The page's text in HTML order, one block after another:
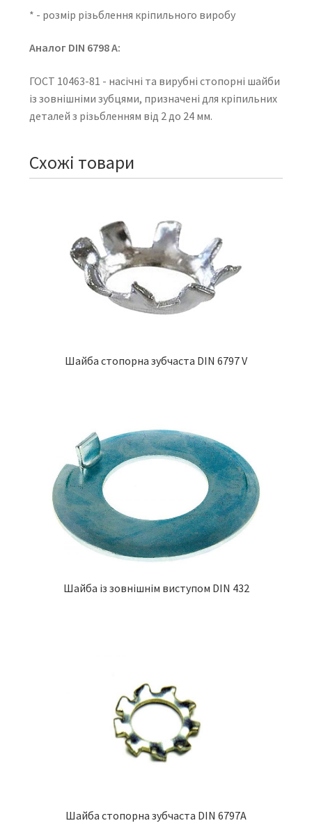
* - розмір різьблення кріпильного виробу
Аналог DIN 6798 A:
ГОСТ 10463-81 - насічні та вирубні стопорні шайби
із зовнішніми зубцями, призначені для кріпильних
деталей з різьбленням від 2 до 24 мм.
Схожі товари
Шайба стопорна зубчаста DIN 6797 V
Шайба із зовнішнім виступом DIN 432
Шайба стопорна зубчаста DIN 6797A